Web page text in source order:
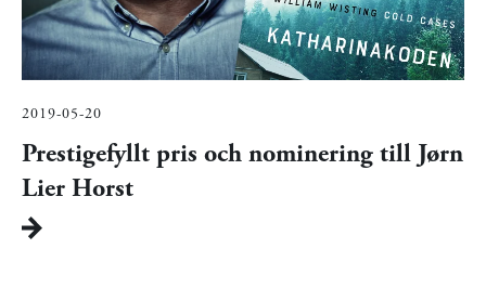
2019-05-20
Prestigefyllt pris och nominering till Jørn
Lier Horst